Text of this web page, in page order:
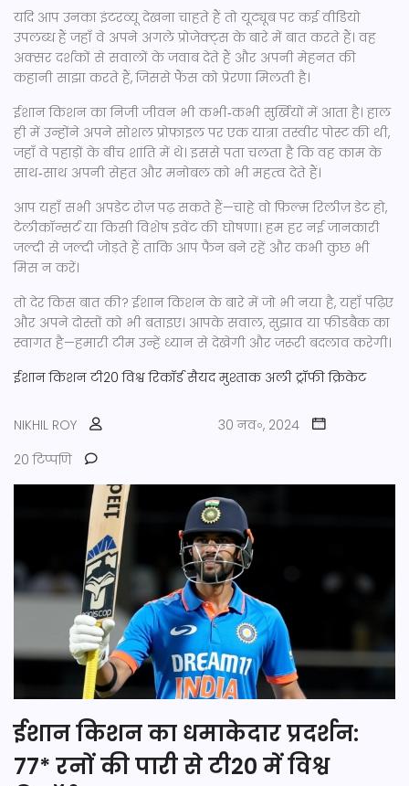
यदि आप उनका इंटरव्यू देखना चाहते हैं तो यूट्यूब पर कई वीडियो
उपलब्ध हैं जहाँ वे अपने अगले प्रोजेक्ट्स के बारे में बात करते हैं। वह
अक्सर दर्शकों से सवालों के जवाब देते हैं और अपनी मेहनत की
कहानी साझा करते हैं, जिससे फैंस को प्रेरणा मिलती है।
ईशान किशन का निजी जीवन भी कभी‑कभी सुर्खियों में आता है। हाल
ही में उन्होंने अपने सोशल प्रोफ़ाइल पर एक यात्रा तस्वीर पोस्ट की थी,
जहाँ वे पहाड़ों के बीच शांति में थे। इससे पता चलता है कि वह काम के
साथ‑साथ अपनी सेहत और मनोबल को भी महत्व देते हैं।
आप यहाँ सभी अपडेट रोज़ पढ़ सकते हैं—चाहे वो फ़िल्म रिलीज़ डेट हो,
टेलीकॉन्सर्ट या किसी विशेष इवेंट की घोषणा। हम हर नई जानकारी
जल्दी से जल्दी जोड़ते हैं ताकि आप फैन बने रहें और कभी कुछ भी
मिस न करें।
तो देर किस बात की? ईशान किशन के बारे में जो भी नया है, यहाँ पढ़िए
और अपने दोस्तों को भी बताइए। आपके सवाल, सुझाव या फ़ीडबैक का
स्वागत है—हमारी टीम उन्हें ध्यान से देखेगी और जरूरी बदलाव करेगी।
ईशान किशन टी20 विश्व रिकॉर्ड सैयद मुश्ताक अली ट्रॉफी क्रिकेट
NIKHIL ROY
30 नव॰, 2024
20 टिप्पणि
ईशान किशन का धमाकेदार प्रदर्शन:
77* रनों की पारी से टी20 में विश्व